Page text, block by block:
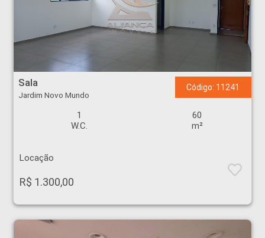
Sala - Jardim Novo Mundo - Ribeirão Preto
Sala
Jardim Novo Mundo
Código: 11241
1
W.C.
60
m²
Locação
R$ 1.300,00